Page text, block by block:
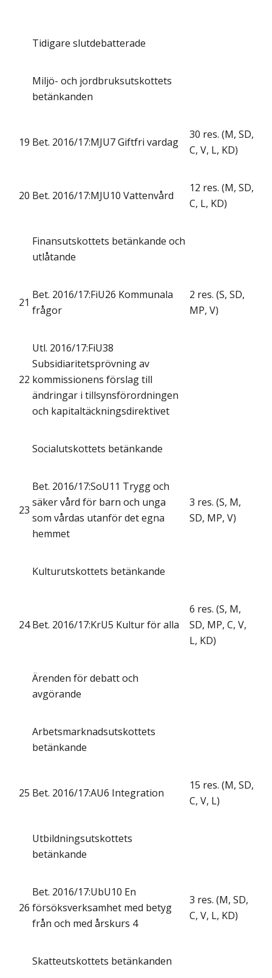
Tidigare slutdebatterade
Miljö- och jordbruksutskottets
betänkanden
19 Bet. 2016/17:MJU7 Giftfri vardag
30 res. (M, SD,
C, V, L, KD)
20 Bet. 2016/17:MJU10 Vattenvård
12 res. (M, SD,
C, L, KD)
Finansutskottets betänkande och
utlåtande
21
Bet. 2016/17:FiU26 Kommunala
frågor
2 res. (S, SD,
MP, V)
22
Utl. 2016/17:FiU38
Subsidiaritetsprövning av
kommissionens förslag till
ändringar i tillsynsförordningen
och kapitaltäckningsdirektivet
Socialutskottets betänkande
23
Bet. 2016/17:SoU11 Trygg och
säker vård för barn och unga
som vårdas utanför det egna
hemmet
3 res. (S, M,
SD, MP, V)
Kulturutskottets betänkande
24 Bet. 2016/17:KrU5 Kultur för alla
6 res. (S, M,
SD, MP, C, V,
L, KD)
Ärenden för debatt och
avgörande
Arbetsmarknadsutskottets
betänkande
25 Bet. 2016/17:AU6 Integration
15 res. (M, SD,
C, V, L)
Utbildningsutskottets
betänkande
26
Bet. 2016/17:UbU10 En
försöksverksamhet med betyg
från och med årskurs 4
3 res. (M, SD,
C, V, L, KD)
Skatteutskottets betänkanden